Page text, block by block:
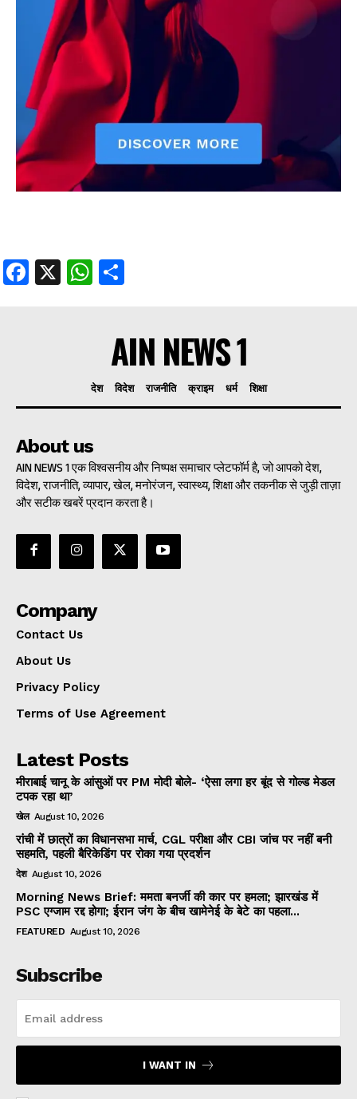
Facebook
X WhatsApp
Share
Facebook
X WhatsApp
AIN NEWS 1
देश विदेश राजनीति क्राइम धर्म शिक्षा
About us
AIN NEWS 1 एक विश्वसनीय और निष्पक्ष समाचार प्लेटफॉर्म है, जो आपको देश,
विदेश, राजनीति, व्यापार, खेल, मनोरंजन, स्वास्थ्य, शिक्षा और तकनीक से जुड़ी ताज़ा
और सटीक खबरें प्रदान करता है।
Company
Contact Us
About Us
Privacy Policy
Terms of Use Agreement
Latest Posts
मीराबाई चानू के आंसुओं पर PM मोदी बोले- ‘ऐसा लगा हर बूंद से गोल्ड मेडल
टपक रहा था’
खेल August 10, 2026
रांची में छात्रों का विधानसभा मार्च, CGL परीक्षा और CBI जांच पर नहीं बनी
सहमति, पहली बैरिकेडिंग पर रोका गया प्रदर्शन
देश August 10, 2026
Morning News Brief: ममता बनर्जी की कार पर हमला; झारखंड में
PSC एग्जाम रद्द होगा; ईरान जंग के बीच खामेनेई के बेटे का पहला...
FEATURED August 10, 2026
Subscribe
I WANT IN